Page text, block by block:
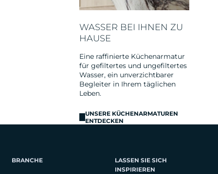
WASSER BEI IHNEN ZU
HAUSE
Eine raffinierte Küchenarmatur
für gefiltertes und ungefiltertes
Wasser, ein unverzichtbarer
Begleiter in Ihrem täglichen
Leben.
UNSERE KÜCHENARMATUREN
ENTDECKEN
BRANCHE
LASSEN SIE SICH
INSPIRIEREN